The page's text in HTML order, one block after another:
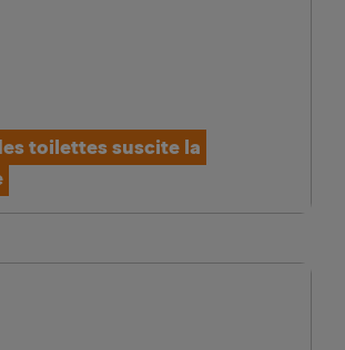
toilettes suscite la